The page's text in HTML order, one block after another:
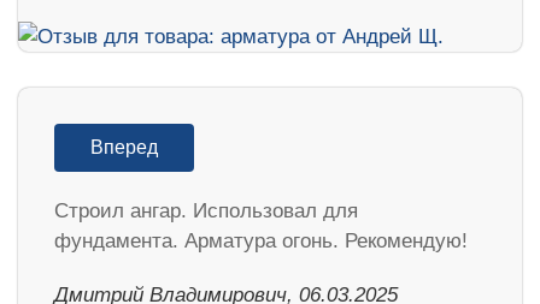
Вперед
Строил ангар. Использовал для
фундамента. Арматура огонь. Рекомендую!
Дмитрий Владимирович, 06.03.2025